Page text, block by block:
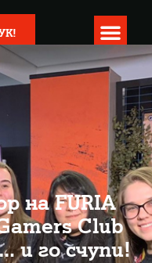
на FURIA
Club
и го счупи!